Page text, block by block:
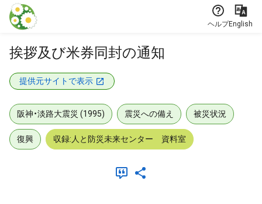
本文に飛ぶ
ヘルプEnglish
挨拶及び米券同封の通知
提供元サイトで表示
阪神・淡路大震災 (1995) 震災への備え 被災状況
復興 収録:人と防災未来センター 資料室